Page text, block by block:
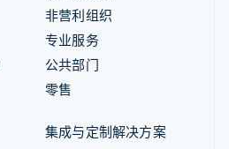
非营利组织
专业服务
公共部门
零售
集成与定制解决方案